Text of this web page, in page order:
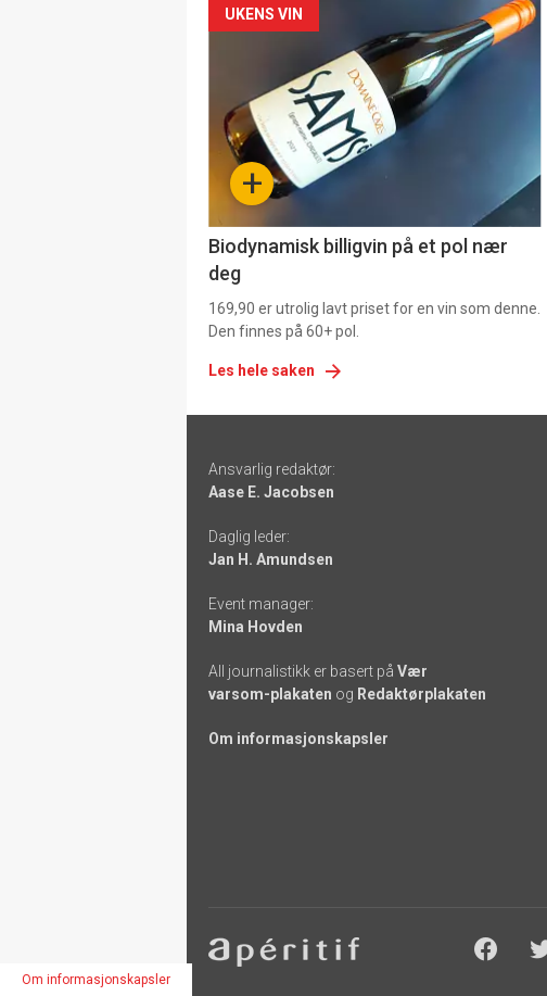
Forsiden
akkurat
nå
-
+
UKENS VIN
Biodynamisk billigvin på et pol nær
deg
169,90 er utrolig lavt priset for en vin som denne.
Den finnes på 60+ pol.
Les hele saken
-
links
Ansvarlig redaktør:
Aase E. Jacobsen
Daglig leder:
Jan H. Amundsen
Event manager:
Mina Hovden
All journalistikk er basert på Vær
varsom-plakaten og Redaktørplakaten
Om informasjonskapsler
Footer
Om informasjonskapsler